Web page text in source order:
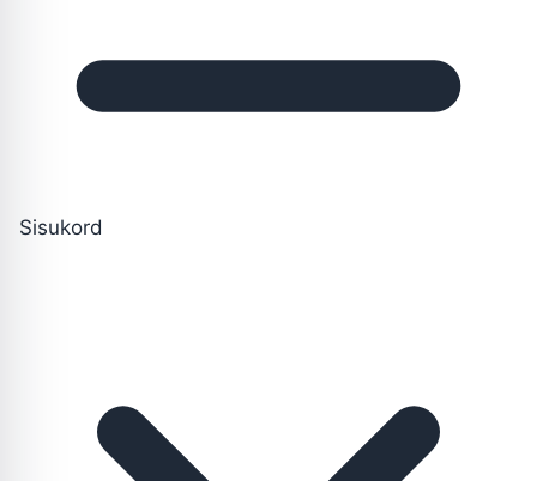
Sisukord